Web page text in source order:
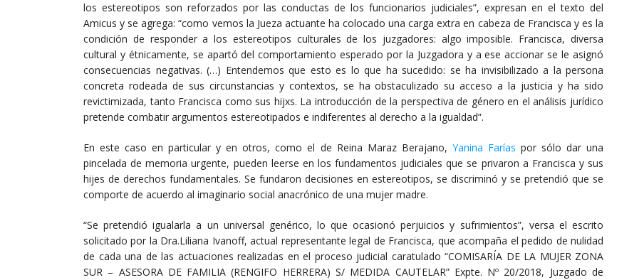
los estereotipos son reforzados por las conductas de los funcionarios judiciales”, expresan en el texto del
Amicus y se agrega: “como vemos la Jueza actuante ha colocado una carga extra en cabeza de Francisca y es la
condición de responder a los estereotipos culturales de los juzgadores: algo imposible. Francisca, diversa
cultural y étnicamente, se apartó del comportamiento esperado por la Juzgadora y a ese accionar se le asignó
consecuencias negativas. (…) Entendemos que esto es lo que ha sucedido: se ha invisibilizado a la persona
concreta rodeada de sus circunstancias y contextos, se ha obstaculizado su acceso a la justicia y ha sido
revictimizada, tanto Francisca como sus hijxs. La introducción de la perspectiva de género en el análisis jurídico
pretende combatir argumentos estereotipados e indiferentes al derecho a la igualdad”.
En este caso en particular y en otros, como el de Reina Maraz Berajano, Yanina Farías por sólo dar una
pincelada de memoria urgente, pueden leerse en los fundamentos judiciales que se privaron a Francisca y sus
hijes de derechos fundamentales. Se fundaron decisiones en estereotipos, se discriminó y se pretendió que se
comporte de acuerdo al imaginario social anacrónico de una mujer madre.
“Se pretendió igualarla a un universal genérico, lo que ocasionó perjuicios y sufrimientos”, versa el escrito
solicitado por la Dra.Liliana Ivanoff, actual representante legal de Francisca, que acompaña el pedido de nulidad
de cada una de las actuaciones realizadas en el proceso judicial caratulado “COMISARÍA DE LA MUJER ZONA
SUR – ASESORA DE FAMILIA (RENGIFO HERRERA) S/ MEDIDA CAUTELAR” Expte. Nº 20/2018, Juzgado de